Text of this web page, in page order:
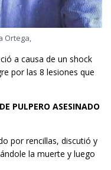
Ortega,
a causa de un shock
por las 8 lesiones que
PULPERO ASESINADO
por rencillas, discutió y
la muerte y luego